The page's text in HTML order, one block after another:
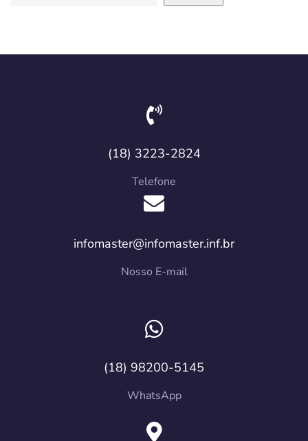
(18) 3223-2824
Telefone
infomaster@infomaster.inf.br
Nosso E-mail
(18) 98200-5145
WhatsApp